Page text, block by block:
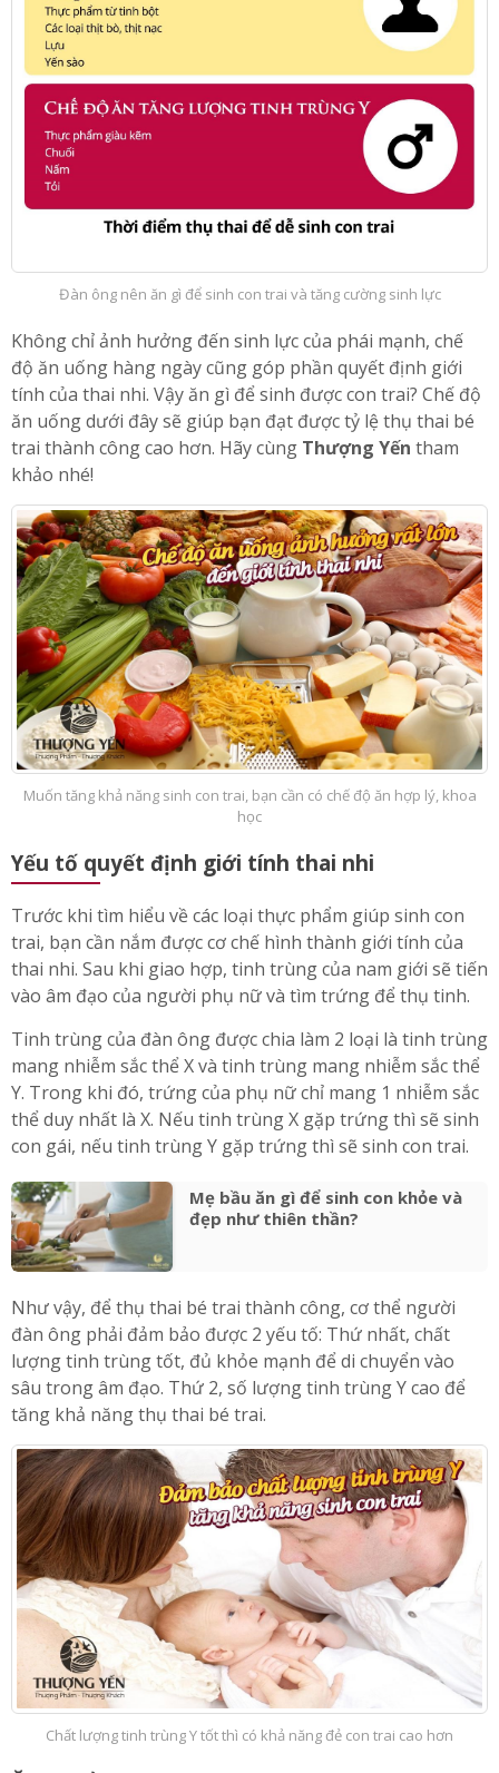
Đàn ông nên ăn gì để sinh con trai và tăng cường sinh lực
Không chỉ ảnh hưởng đến sinh lực của phái mạnh, chế
độ ăn uống hàng ngày cũng góp phần quyết định giới
tính của thai nhi. Vậy ăn gì để sinh được con trai? Chế độ
ăn uống dưới đây sẽ giúp bạn đạt được tỷ lệ thụ thai bé
trai thành công cao hơn. Hãy cùng Thượng Yến tham
khảo nhé!
Muốn tăng khả năng sinh con trai, bạn cần có chế độ ăn hợp lý, khoa
học
Yếu tố quyết định giới tính thai nhi
Trước khi tìm hiểu về các loại thực phẩm giúp sinh con
trai, bạn cần nắm được cơ chế hình thành giới tính của
thai nhi. Sau khi giao hợp, tinh trùng của nam giới sẽ tiến
vào âm đạo của người phụ nữ và tìm trứng để thụ tinh.
Tinh trùng của đàn ông được chia làm 2 loại là tinh trùng
mang nhiễm sắc thể X và tinh trùng mang nhiễm sắc thể
Y. Trong khi đó, trứng của phụ nữ chỉ mang 1 nhiễm sắc
thể duy nhất là X. Nếu tinh trùng X gặp trứng thì sẽ sinh
con gái, nếu tinh trùng Y gặp trứng thì sẽ sinh con trai.
Mẹ bầu ăn gì để sinh con khỏe và
đẹp như thiên thần?
Như vậy, để thụ thai bé trai thành công, cơ thể người
đàn ông phải đảm bảo được 2 yếu tố: Thứ nhất, chất
lượng tinh trùng tốt, đủ khỏe mạnh để di chuyển vào
sâu trong âm đạo. Thứ 2, số lượng tinh trùng Y cao để
tăng khả năng thụ thai bé trai.
Chất lượng tinh trùng Y tốt thì có khả năng đẻ con trai cao hơn